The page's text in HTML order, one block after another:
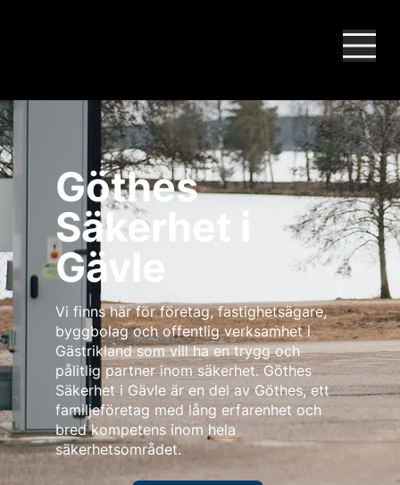
Göthes
Säkerhet i
Gävle
Vi finns här för företag, fastighetsägare,
byggbolag och offentlig verksamhet i
Gästrikland som vill ha en trygg och
pålitlig partner inom säkerhet. Göthes
Säkerhet i Gävle är en del av Göthes, ett
familjeföretag med lång erfarenhet och
bred kompetens inom hela
säkerhetsområdet.